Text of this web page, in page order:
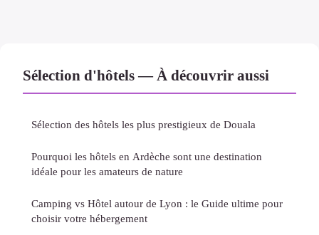
Sélection d'hôtels — À découvrir aussi
Sélection des hôtels les plus prestigieux de Douala
Pourquoi les hôtels en Ardèche sont une destination
idéale pour les amateurs de nature
Camping vs Hôtel autour de Lyon : le Guide ultime pour
choisir votre hébergement